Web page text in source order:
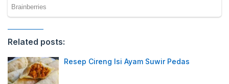
Related posts:
Resep Cireng Isi Ayam Suwir Pedas